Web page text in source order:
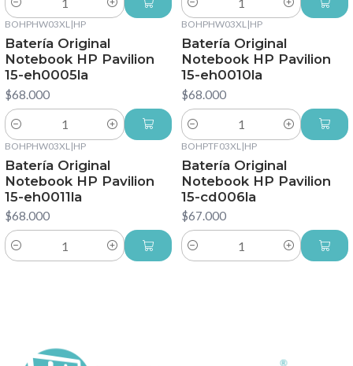
Cantidad Cantidad
BOHPHW03XL|HP
Batería Original
Notebook HP Pavilion
15-eh0005la
$68.000
Cantidad
BOHPHW03XL|HP
Batería Original
Notebook HP Pavilion
15-eh0010la
$68.000
Cantidad
BOHPHW03XL |HP
Batería Original
Notebook HP Pavilion
15-eh0011la
$68.000
Cantidad
BOHPTF03XL |HP
Batería Original
Notebook HP Pavilion
15-cd006la
$67.000
Cantidad